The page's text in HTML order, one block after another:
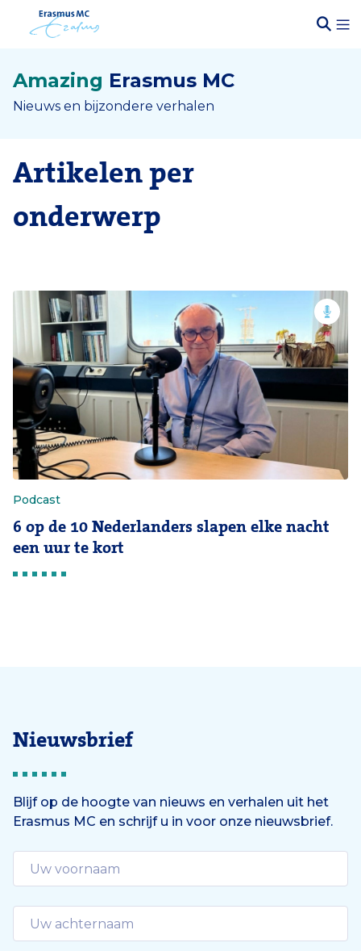
Amazing Erasmus MC
Nieuws en bijzondere verhalen
Artikelen per
onderwerp
Podcast
6 op de 10 Nederlanders slapen elke nacht
een uur te kort
Nieuwsbrief
Blijf op de hoogte van nieuws en verhalen uit het
Erasmus MC en schrijf u in voor onze nieuwsbrief.